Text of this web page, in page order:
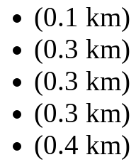
(0.1 km)
(0.3 km)
(0.3 km)
(0.3 km)
(0.4 km)